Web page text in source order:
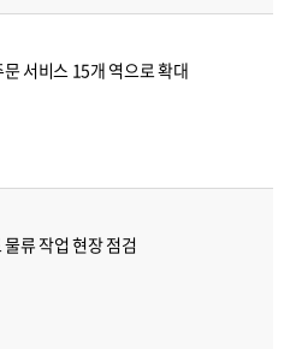
문 서비스 15개 역으로 확대
류 작업 현장 점검